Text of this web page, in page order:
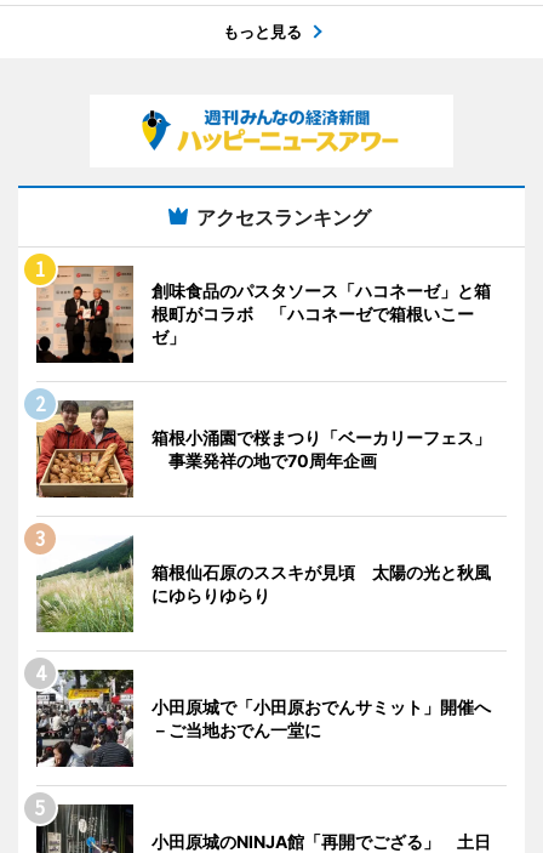
もっと見る
アクセスランキング
創味食品のパスタソース「ハコネーゼ」と箱
根町がコラボ 「ハコネーゼで箱根いこー
ゼ」
箱根小涌園で桜まつり「ベーカリーフェス」
事業発祥の地で70周年企画
箱根仙石原のススキが見頃 太陽の光と秋風
にゆらりゆらり
小田原城で「小田原おでんサミット」開催へ
－ご当地おでん一堂に
小田原城のNINJA館「再開でござる」 土日